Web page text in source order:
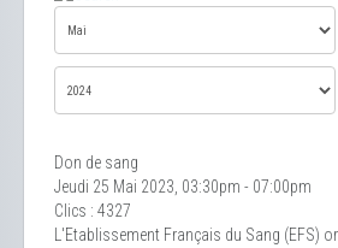
Don de sang
Jeudi 25 Mai 2023, 03:30pm - 07:00pm
Clics : 4327
L'Etablissement Français du Sang (EFS)